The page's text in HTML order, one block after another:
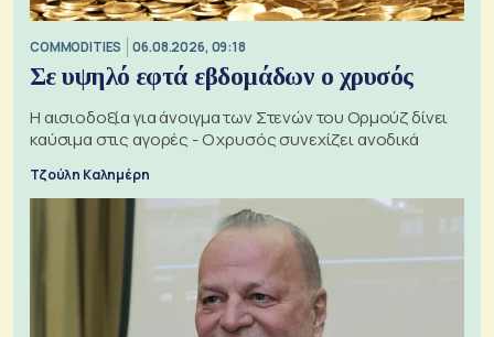
COMMODITIES 06.08.2026, 09:18
Σε υψηλό εφτά εβδομάδων ο χρυσός
Η αισιοδοξία για άνοιγμα των Στενών του Ορμούζ δίνει
καύσιμα στις αγορές - Ο χρυσός συνεχίζει ανοδικά
Τζούλη Καλημέρη